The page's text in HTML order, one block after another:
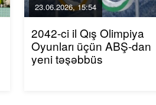
23.06.2026, 15:54
2042-ci il Qış Olimpiya
Oyunları üçün ABŞ-dan
yeni təşəbbüs